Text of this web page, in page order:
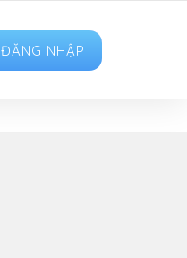
ĐĂNG NHẬP